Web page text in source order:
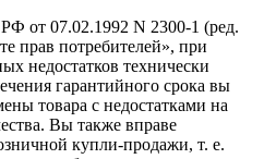
от 07.02.1992 N 2300-1 (ред.
прав потребителей», при
недостатков технически
гарантийного срока вы
товара с недостатками на
Вы также вправе
купли-продажи, т. е.